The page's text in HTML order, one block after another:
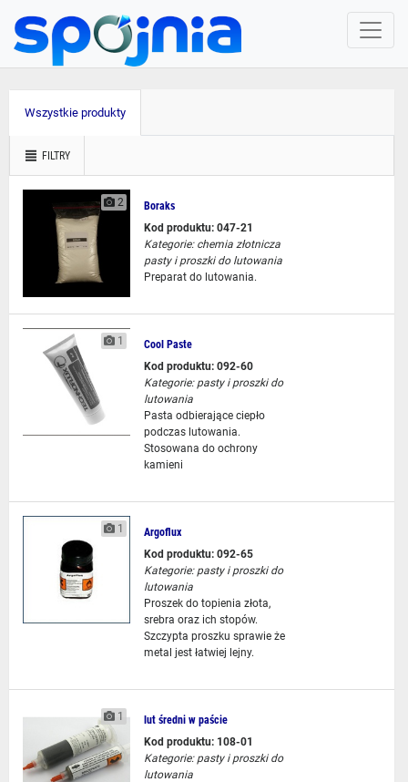
Wszystkie produkty
FILTRY
2
Boraks
Kod produktu: 047-21
Kategorie: chemia złotnicza
pasty i proszki do lutowania
Preparat do lutowania.
1
Cool Paste
Kod produktu: 092-60
Kategorie: pasty i proszki do
lutowania
Pasta odbierające ciepło
podczas lutowania.
Stosowana do ochrony
kamieni
1
Argoflux
Kod produktu: 092-65
Kategorie: pasty i proszki do
lutowania
Proszek do topienia złota,
srebra oraz ich stopów.
Szczypta proszku sprawie że
metal jest łatwiej lejny.
1
lut średni w paście
Kod produktu: 108-01
Kategorie: pasty i proszki do
lutowania